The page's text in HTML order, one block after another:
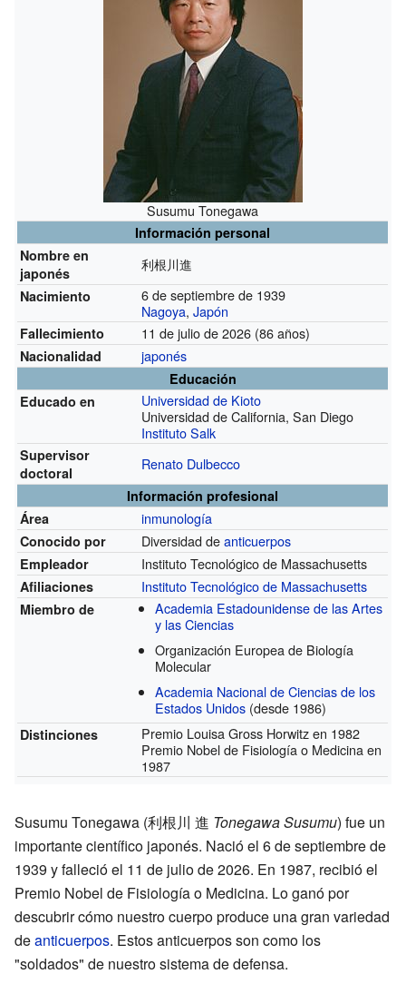
Susumu Tonegawa
Información personal
Nombre en
japonés
利根川進
Nacimiento
6 de septiembre de 1939
Nagoya,Japón
Fallecimiento 11 de julio de 2026 (86 años)
Nacionalidad japonés
Educación
Educado en
Universidad de Kioto
Universidad de California, San Diego
Instituto Salk
Supervisor
doctoral
Renato Dulbecco
Información profesional
Área
inmunología
Conocido por Diversidad deanticuerpos
Empleador Instituto Tecnológico de Massachusetts
Afiliaciones Instituto Tecnológico de Massachusetts
Miembro de
Academia Estadounidense de las Artes
y las Ciencias
Organización Europea de Biología
Molecular
Academia Nacional de Ciencias de los
Estados Unidos (desde 1986)
Distinciones
Premio Louisa Gross Horwitz en 1982
Premio Nobel de Fisiología o Medicina en
1987
Susumu Tonegawa (利根川 進 Tonegawa Susumu) fue un
importante científico japonés. Nació el 6 de septiembre de
1939 y falleció el 11 de julio de 2026. En 1987, recibió el
Premio Nobel de Fisiología o Medicina. Lo ganó por
descubrir cómo nuestro cuerpo produce una gran variedad
deanticuerpos. Estos anticuerpos son como los
"soldados" de nuestro sistema de defensa.